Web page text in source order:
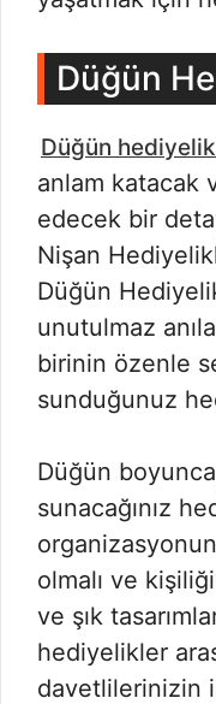
Düğün
Düğün
anlam katacak
edecek bir
Nişan
Düğün
unutulmaz
birinin özenle
sunduğunuz
Düğün
sunacağınız
olmalı ve
ve şık
hediyelikler
davetlilerinizin